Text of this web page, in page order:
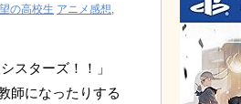
の高校生 アニメ感想,
スターズ！！」
師になったりする